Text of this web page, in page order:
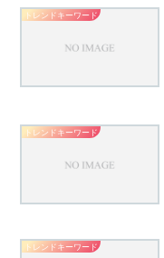
トレンドキーワード
トレンドキーワード
トレンドキーワード